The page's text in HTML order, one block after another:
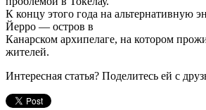
К концу этого года на альтернативную
Йерро — остров в
Канарском архипелаге, на котором
жителей.
Интересная статья? Поделитесь ей с